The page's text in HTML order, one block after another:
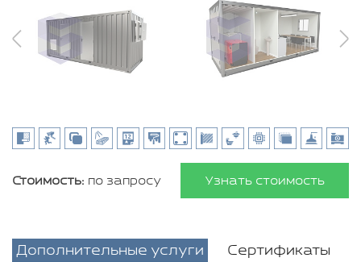
Стоимость: по запросу Узнать стоимость
Дополнительные услуги
Сертификаты